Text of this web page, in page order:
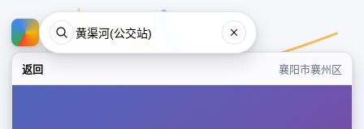
返回 襄阳市襄州区